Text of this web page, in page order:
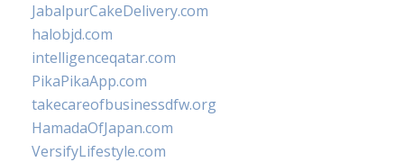
JabalpurCakeDelivery.com
halobjd.com
intelligenceqatar.com
PikaPikaApp.com
takecareofbusinessdfw.org
HamadaOfJapan.com
VersifyLifestyle.com